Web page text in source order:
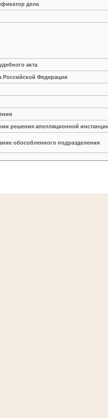
дела
акта
Российской Федерации
решения апелляционной
обособленного подразделения